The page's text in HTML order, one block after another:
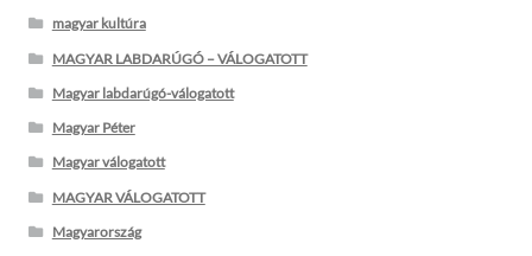
magyar kultúra
MAGYAR LABDARÚGÓ – VÁLOGATOTT
Magyar labdarúgó-válogatott
Magyar Péter
Magyar válogatott
MAGYAR VÁLOGATOTT
Magyarország